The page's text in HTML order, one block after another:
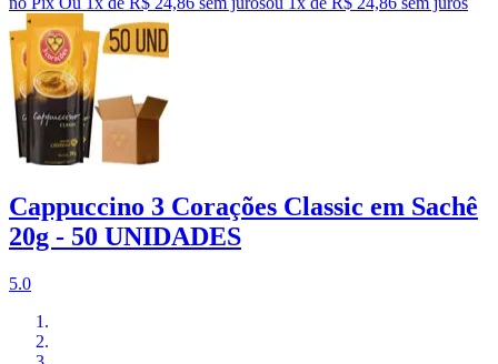
Cappuccino 3 Corações Classic em Sachê
20g - 50 UNIDADES
5.0